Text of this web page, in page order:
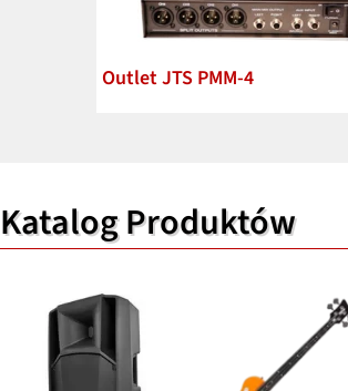
Outlet JTS PMM-4
Katalog Produktów